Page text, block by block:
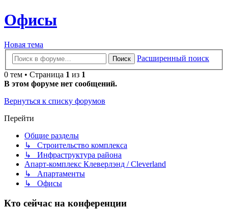
Офисы
Новая тема
Поиск
Расширенный поиск
0 тем • Страница 1 из 1
В этом форуме нет сообщений.
Вернуться к списку форумов
Перейти
Общие разделы
↳ Строительство комплекса
↳ Инфраструктура района
Апарт-комплекс Клеверлэнд / Cleverland
↳ Апартаменты
↳ Офисы
Кто сейчас на конференции